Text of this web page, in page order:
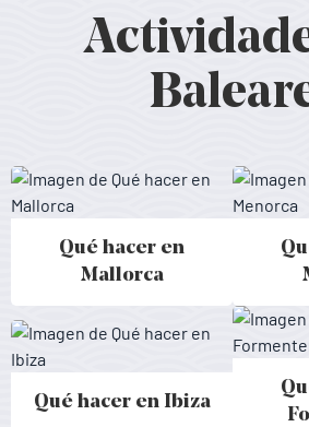
Qué hacer en
Mallorca
Activitats a Mallorca - Baleares
Qué hacer en Ibiza
Activitats a Ibiza - Baleares